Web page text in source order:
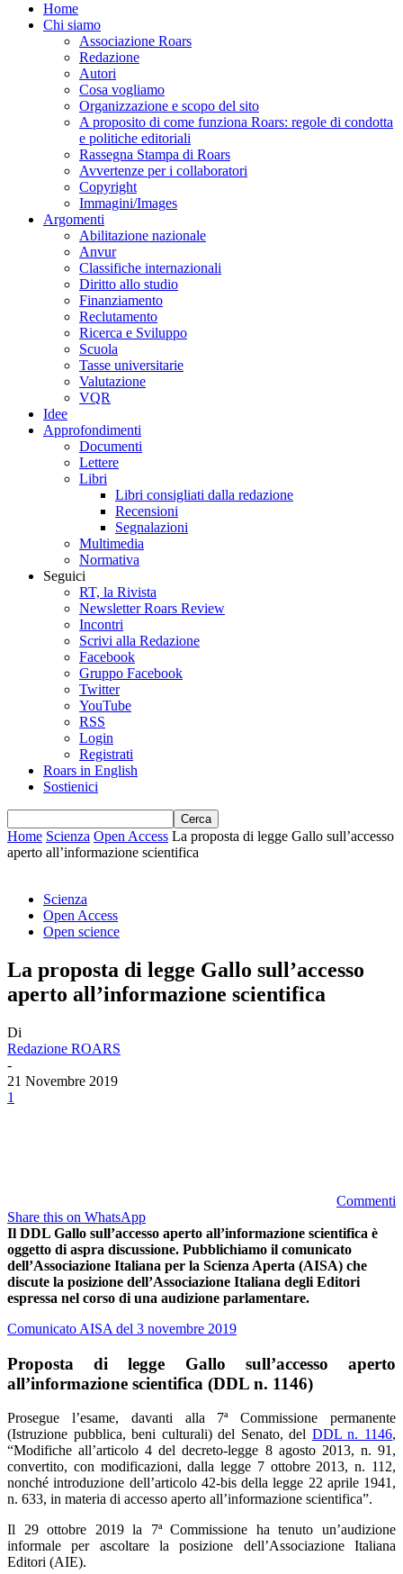
Home
Chi siamo
Associazione Roars
Redazione
Autori
Cosa vogliamo
Organizzazione e scopo del sito
A proposito di come funziona Roars: regole di condotta
e politiche editoriali
Rassegna Stampa di Roars
Avvertenze per i collaboratori
Copyright
Immagini/Images
Argomenti
Abilitazione nazionale
Anvur
Classifiche internazionali
Diritto allo studio
Finanziamento
Reclutamento
Ricerca e Sviluppo
Scuola
Tasse universitarie
Valutazione
VQR
Idee
Approfondimenti
Documenti
Lettere
Libri
Libri consigliati dalla redazione
Recensioni
Segnalazioni
Multimedia
Normativa
Seguici
RT, la Rivista
Newsletter Roars Review
Incontri
Scrivi alla Redazione
Facebook
Gruppo Facebook
Twitter
YouTube
RSS
Login
Registrati
Roars in English
Sostienici
Home Scienza Open Access La proposta di legge Gallo sull’accesso
aperto all’informazione scientifica
Scienza
Open Access
Open science
La proposta di legge Gallo sull’accesso
aperto all’informazione scientifica
Di
Redazione ROARS
-
21 Novembre 2019
1
Commenti
Share this on WhatsApp
Il DDL Gallo sull’accesso aperto all’informazione scientifica è
oggetto di aspra discussione. Pubblichiamo il comunicato
dell’Associazione Italiana per la Scienza Aperta (AISA) che
discute la posizione dell’Associazione Italiana degli Editori
espressa nel corso di una audizione parlamentare.
Comunicato AISA del 3 novembre 2019
Proposta di legge Gallo sull’accesso aperto
all’informazione scientifica (DDL n. 1146)
Prosegue l’esame, davanti alla 7ª Commissione permanente
(Istruzione pubblica, beni culturali) del Senato, del DDL n. 1146,
“Modifiche all’articolo 4 del decreto-legge 8 agosto 2013, n. 91,
convertito, con modificazioni, dalla legge 7 ottobre 2013, n. 112,
nonché introduzione dell’articolo 42-bis della legge 22 aprile 1941,
n. 633, in materia di accesso aperto all’informazione scientifica”.
Il 29 ottobre 2019 la 7ª Commissione ha tenuto un’audizione
informale per ascoltare la posizione dell’Associazione Italiana
Editori (AIE).